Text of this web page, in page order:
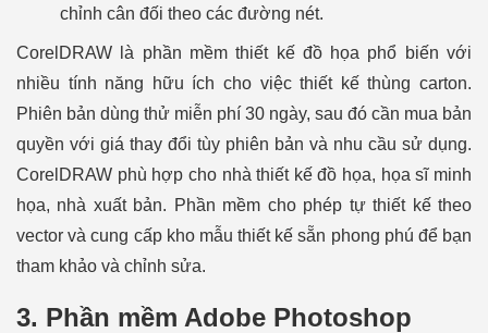
chỉnh cân đối theo các đường nét.
CorelDRAW là phần mềm thiết kế đồ họa phổ biến với
nhiều tính năng hữu ích cho việc thiết kế thùng carton.
Phiên bản dùng thử miễn phí 30 ngày, sau đó cần mua bản
quyền với giá thay đổi tùy phiên bản và nhu cầu sử dụng.
CorelDRAW phù hợp cho nhà thiết kế đồ họa, họa sĩ minh
họa, nhà xuất bản. Phần mềm cho phép tự thiết kế theo
vector và cung cấp kho mẫu thiết kế sẵn phong phú để bạn
tham khảo và chỉnh sửa.
3. Phần mềm Adobe Photoshop